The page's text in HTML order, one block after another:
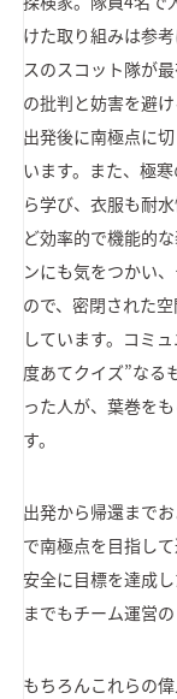
けた取り組みは参
スのスコット隊が
の批判と妨害を避
出発後に南極点に
います。また、極
ら学び、衣服も耐
ど効率的で機能的
ンにも気をつかい
ので、密閉された
しています。コミ
度あてクイズ”なる
った人が、葉巻を
す。
出発から帰還まで
で南極点を目指し
安全に目標を達成
までもチーム運営
もちろんこれらの